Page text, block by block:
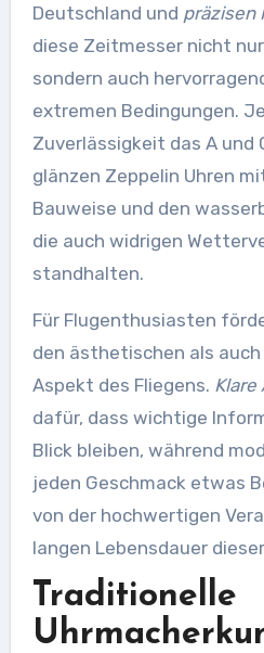
Deutschland und präzisen
diese Zeitmesser nicht
sondern auch
extremen Bedingungen.
Zuverlässigkeit das A und
glänzen Zeppelin Uhren
Bauweise und den
die auch widrigen
standhalten.
Für Flugenthusiasten
den ästhetischen als
Aspekt des Fliegens.
dafür, dass wichtige
Blick bleiben, während
jeden Geschmack etwas
von der hochwertigen
langen Lebensdauer
Traditionelle